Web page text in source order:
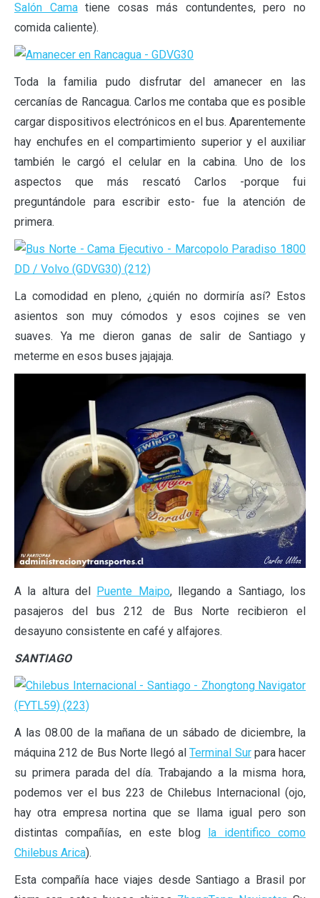
Salón Camatiene cosas más contundentes, pero no
comida caliente).
Toda la familia pudo disfrutar del amanecer en las
cercanías de Rancagua. Carlos me contaba que es posible
cargar dispositivos electrónicos en el bus. Aparentemente
hay enchufes en el compartimiento superior y el auxiliar
también le cargó el celular en la cabina. Uno de los
aspectos que más rescató Carlos -porque fui
preguntándole para escribir esto- fue la atención de
primera.
La comodidad en pleno, ¿quién no dormiría así? Estos
asientos son muy cómodos y esos cojines se ven
suaves. Ya me dieron ganas de salir de Santiago y
meterme en esos buses jajajaja.
A la altura del Puente Maipo, llegando a Santiago, los
pasajeros del bus 212 de Bus Norte recibieron el
desayuno consistente en café y alfajores.
SANTIAGO
A las 08.00 de la mañana de un sábado de diciembre, la
máquina 212 de Bus Norte llegó alTerminal Surpara hacer
su primera parada del día. Trabajando a la misma hora,
podemos ver el bus 223 de Chilebus Internacional (ojo,
hay otra empresa nortina que se llama igual pero son
distintas compañías, en este blog
la identifico como
Chilebus Arica).
Esta compañía hace viajes desde Santiago a Brasil por